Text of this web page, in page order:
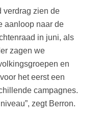
verdrag zien de
aanloop naar de
in juni, als
zagen we
en
het eerst een
campagnes.
zegt Berron.